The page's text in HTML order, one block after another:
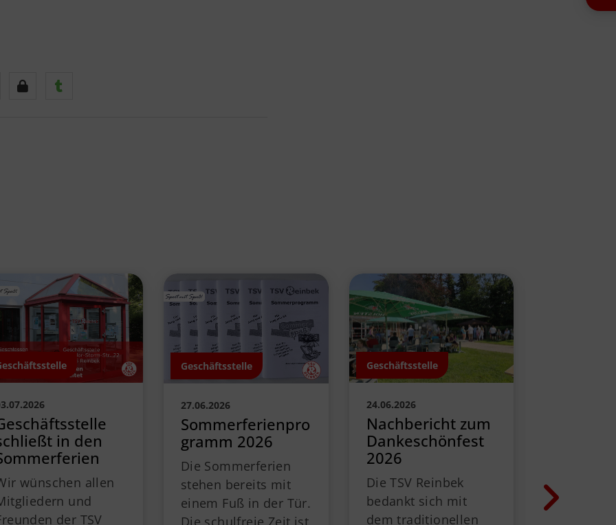
in den
wünschen allen
und
der TSV
Geschäftsstelle
27.06.2026
Sommerferienpro
gramm 2026
Die Sommerferien
stehen bereits mit
einem Fuß in der Tür.
Die schulfreie Zeit ist
Geschäftsstelle
24.06.2026
Nachbericht zum
Dankeschönfest
2026
Die TSV Reinbek
bedankt sich mit
dem traditionellen
Paul-